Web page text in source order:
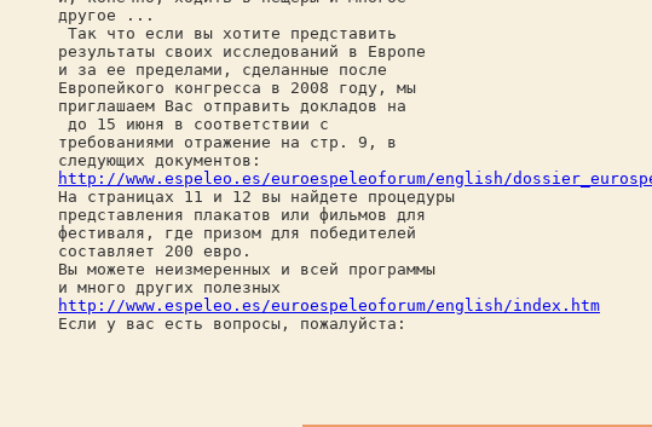
другое ...
Так что если вы хотите представить
результаты своих исследований в Европе
и за ее пределами, сделанные после
Европейкого конгресса в 2008 году, мы
приглашаем Вас отправить докладов на
до 15 июня в соответствии с
требованиями отражение на стр. 9, в
следующих документов:
http://www.espeleo.es/euroespeleoforum/english/
На страницах 11 и 12 вы найдете процедуры
представления плакатов или фильмов для
фестиваля, где призом для победителей
составляет 200 евро.
Вы можете неизмеренных и всей программы
и много других полезных
http://www.espeleo.es/euroespeleoforum/english/index.htm
Если у вас есть вопросы, пожалуйста: